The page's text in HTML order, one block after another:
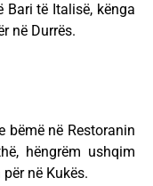
Bari të Italisë, kënga
në Durrës.
bëmë në Restoranin
hëngrëm ushqim
në Kukës.